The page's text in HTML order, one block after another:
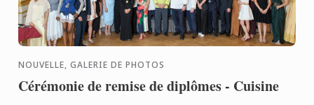
NOUVELLE, GALERIE DE PHOTOS
Cérémonie de remise de diplômes - Cuisine